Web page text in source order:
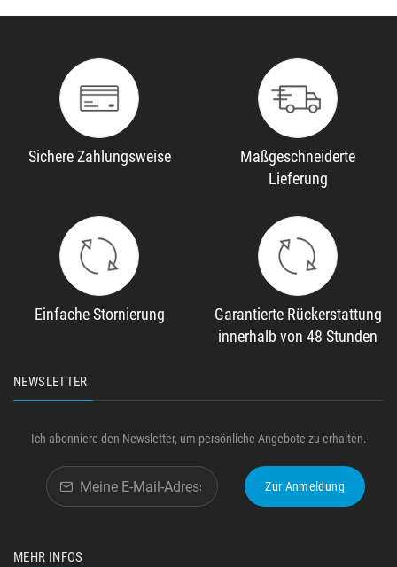
Sichere Zahlungsweise
Maßgeschneiderte
Lieferung
Einfache Stornierung
Garantierte Rückerstattung
innerhalb von 48 Stunden
NEWSLETTER
Ich abonniere den Newsletter, um persönliche Angebote zu erhalten.
Zur Anmeldung
MEHR INFOS